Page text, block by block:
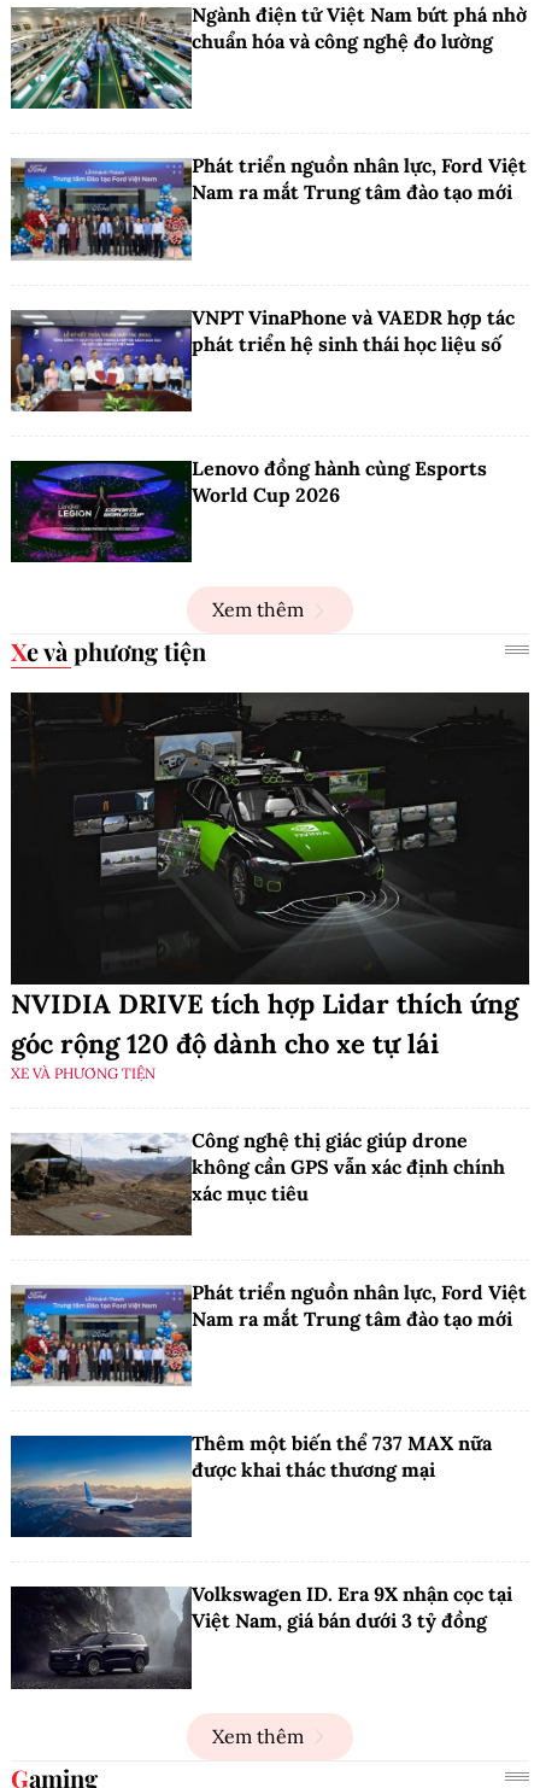
Ngành điện tử Việt Nam bứt phá nhờ
chuẩn hóa và công nghệ đo lường
Phát triển nguồn nhân lực, Ford Việt
Nam ra mắt Trung tâm đào tạo mới
VNPT VinaPhone và VAEDR hợp tác
phát triển hệ sinh thái học liệu số
Lenovo đồng hành cùng Esports
World Cup 2026
Xem thêm
Xe và phương tiện
NVIDIA DRIVE tích hợp Lidar thích ứng
góc rộng 120 độ dành cho xe tự lái
XE VÀ PHƯƠNG TIỆN
Công nghệ thị giác giúp drone
không cần GPS vẫn xác định chính
xác mục tiêu
Phát triển nguồn nhân lực, Ford Việt
Nam ra mắt Trung tâm đào tạo mới
Thêm một biến thể 737 MAX nữa
được khai thác thương mại
Volkswagen ID. Era 9X nhận cọc tại
Việt Nam, giá bán dưới 3 tỷ đồng
Xem thêm
Gaming